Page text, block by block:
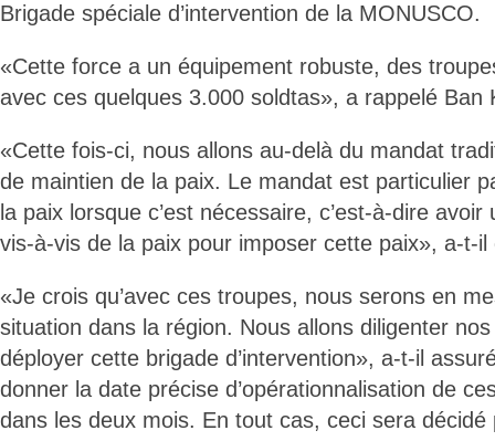
Brigade spéciale d’intervention de la MONUSCO.
«Cette force a un équipement robuste, des
avec ces quelques 3.000 soldtas», a rappelé Ban
«Cette fois-ci, nous allons au-delà du mandat
de maintien de la paix. Le mandat est particulier
la paix lorsque c’est nécessaire, c’est-à-dire
vis-à-vis de la paix pour imposer cette paix», a-t-il
«Je crois qu’avec ces troupes, nous serons en
situation dans la région. Nous allons diligenter
déployer cette brigade d’intervention», a-t-il
donner la date précise d’opérationnalisation de
dans les deux mois. En tout cas, ceci sera